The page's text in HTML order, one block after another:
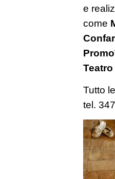
e
come
Tutto
tel.